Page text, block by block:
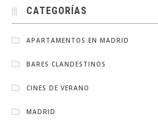
CATEGORÍAS
APARTAMENTOS EN MADRID
BARES CLANDESTINOS
CINES DE VERANO
MADRID